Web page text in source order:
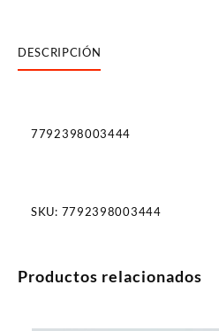
DESCRIPCIÓN
7792398003444
SKU: 7792398003444
Productos relacionados